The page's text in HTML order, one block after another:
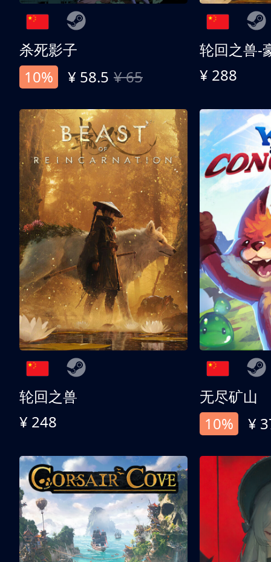
杀死影子
10%
¥ 58.5 ¥ 65
轮回之兽-
¥ 288
轮回之兽
¥ 248
无尽矿山
10%
¥